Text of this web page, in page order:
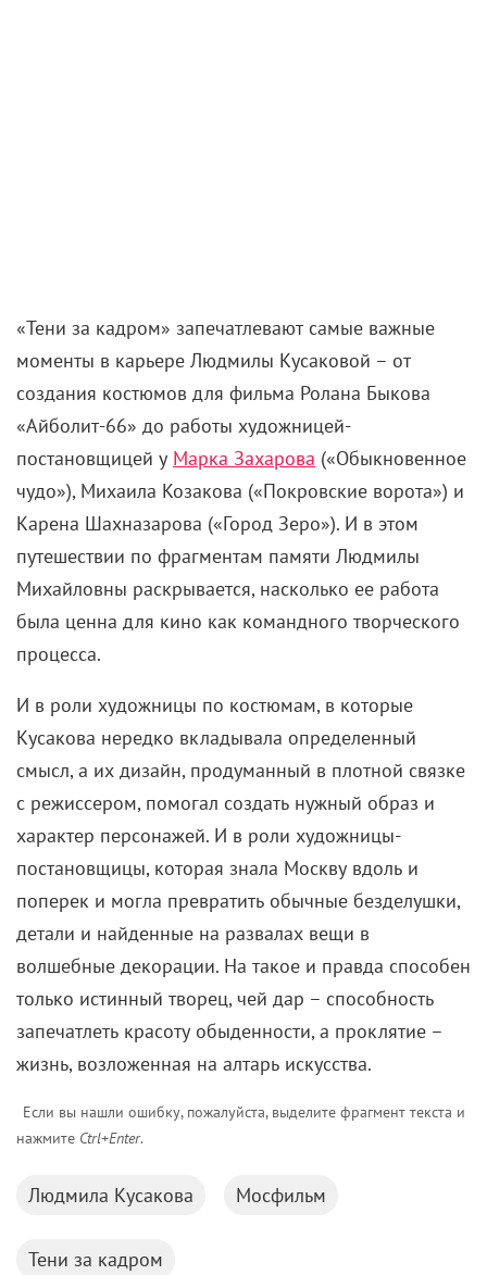
«Тени за кадром» запечатлевают самые важные
моменты в карьере Людмилы Кусаковой – от
создания костюмов для фильма Ролана Быкова
«Айболит-66» до работы художницей-
постановщицей у Марка Захарова («Обыкновенное
чудо»), Михаила Козакова («Покровские ворота») и
Карена Шахназарова («Город Зеро»). И в этом
путешествии по фрагментам памяти Людмилы
Михайловны раскрывается, насколько ее работа
была ценна для кино как командного творческого
процесса.
И в роли художницы по костюмам, в которые
Кусакова нередко вкладывала определенный
смысл, а их дизайн, продуманный в плотной связке
с режиссером, помогал создать нужный образ и
характер персонажей. И в роли художницы-
постановщицы, которая знала Москву вдоль и
поперек и могла превратить обычные безделушки,
детали и найденные на развалах вещи в
волшебные декорации. На такое и правда способен
только истинный творец, чей дар – способность
запечатлеть красоту обыденности, а проклятие –
жизнь, возложенная на алтарь искусства.
Если вы нашли ошибку, пожалуйста, выделите фрагмент текста и
нажмите Ctrl+Enter.
Людмила Кусакова Мосфильм
Тени за кадром